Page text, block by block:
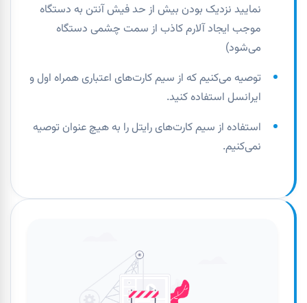
نمایید نزدیک بودن بیش از حد فیش آنتن به دستگاه
موجب ایجاد آلارم کاذب از سمت چشمی دستگاه
می‌شود)
توصیه می‌کنیم که از سیم کارت‌های اعتباری همراه اول و
ایرانسل استفاده کنید.
استفاده از سیم کارت‌های رایتل را به هیچ عنوان توصیه
نمی‌کنیم.